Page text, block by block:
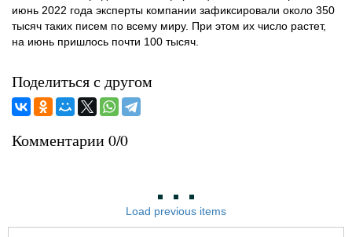
июнь 2022 года эксперты компании зафиксировали около 350
тысяч таких писем по всему миру. При этом их число растет,
на июнь пришлось почти 100 тысяч.
Поделиться с другом
Комментарии 0/0
Load previous items